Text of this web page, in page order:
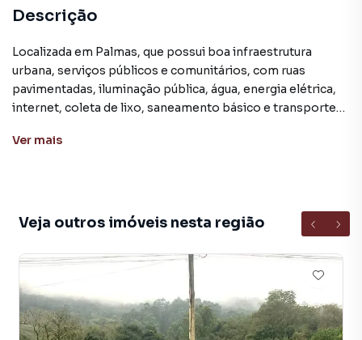
Descrição
Localizada em Palmas, que possui boa infraestrutura
urbana, serviços públicos e comunitários, com ruas
pavimentadas, iluminação pública, água, energia elétrica,
internet, coleta de lixo, saneamento básico e transporte
Aproximadamente 130 metros de frente para a Estrada
Vista exuberante.
Arroio do Meio está situado a aproximadamente 120
quilômetros a oeste da capital do estado, Porto Alegre.
Com IDH alto, a cidade é bem estruturada, com uma boa
rede de serviços públicos, escolas e hospitais. A
Ver mais
Veja outros imóveis nesta região